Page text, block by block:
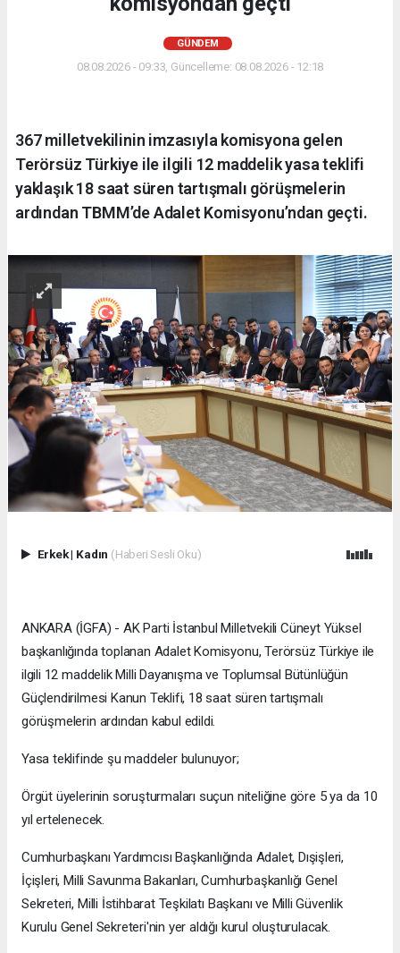
GÜNDEM
08.08.2026 - 09:33, Güncelleme: 08.08.2026 - 12:18
367 milletvekilinin imzasıyla komisyona gelen
Terörsüz Türkiye ile ilgili 12 maddelik yasa teklifi
yaklaşık 18 saat süren tartışmalı görüşmelerin
ardından TBMM’de Adalet Komisyonu’ndan geçti.
Erkek| Kadın (Haberi Sesli Oku)
ANKARA (İGFA) - AK Parti İstanbul Milletvekili Cüneyt Yüksel
başkanlığında toplanan Adalet Komisyonu, Terörsüz Türkiye ile
ilgili 12 maddelik Milli Dayanışma ve Toplumsal Bütünlüğün
Güçlendirilmesi Kanun Teklifi, 18 saat süren tartışmalı
görüşmelerin ardından kabul edildi.
Yasa teklifinde şu maddeler bulunuyor;
Örgüt üyelerinin soruşturmaları suçun niteliğine göre 5 ya da 10
yıl ertelenecek.
Cumhurbaşkanı Yardımcısı Başkanlığında Adalet, Dışişleri,
İçişleri, Milli Savunma Bakanları, Cumhurbaşkanlığı Genel
Sekreteri, Milli İstihbarat Teşkilatı Başkanı ve Milli Güvenlik
Kurulu Genel Sekreteri'nin yer aldığı kurul oluşturulacak.